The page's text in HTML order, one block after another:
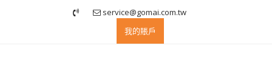
service@gomai.com.tw
我的賬戶